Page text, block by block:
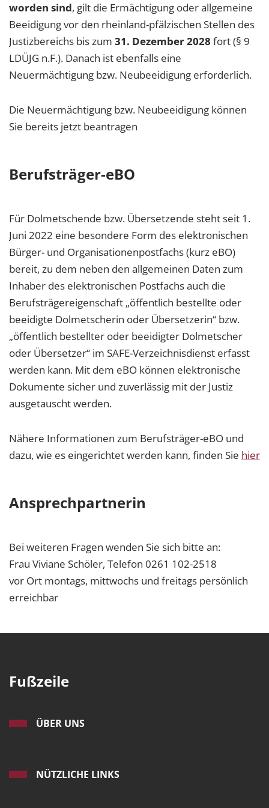
worden sind, gilt die Ermächtigung oder allgemeine
Beeidigung vor den rheinland-pfälzischen Stellen des
Justizbereichs bis zum 31. Dezember 2028 fort (§ 9
LDÜJG n.F.). Danach ist ebenfalls eine
Neuermächtigung bzw. Neubeeidigung erforderlich.
Die Neuermächtigung bzw. Neubeeidigung können
Sie bereits jetzt beantragen
Berufsträger-eBO
Für Dolmetschende bzw. Übersetzende steht seit 1.
Juni 2022 eine besondere Form des elektronischen
Bürger- und Organisationenpostfachs (kurz eBO)
bereit, zu dem neben den allgemeinen Daten zum
Inhaber des elektronischen Postfachs auch die
Berufsträgereigenschaft „öffentlich bestellte oder
beeidigte Dolmetscherin oder Übersetzerin“ bzw.
„öffentlich bestellter oder beeidigter Dolmetscher
oder Übersetzer“ im SAFE-Verzeichnisdienst erfasst
werden kann. Mit dem eBO können elektronische
Dokumente sicher und zuverlässig mit der Justiz
ausgetauscht werden.
Nähere Informationen zum Berufsträger-eBO und
dazu, wie es eingerichtet werden kann, finden Sie hier
Ansprechpartnerin
Bei weiteren Fragen wenden Sie sich bitte an:
Frau Viviane Schöler, Telefon 0261 102-2518
vor Ort montags, mittwochs und freitags persönlich
erreichbar
Fußzeile
ÜBER UNS
NÜTZLICHE LINKS